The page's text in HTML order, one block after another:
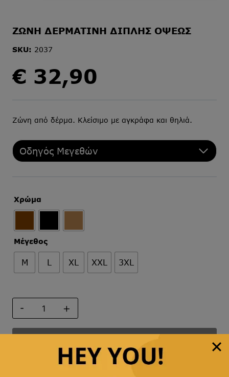
ΖΩΝΗ ΔΕΡΜΑΤΙΝΗ ΔΙΠΛΗΣ ΟΨΕΩΣ
SKU: 2037
€ 32,90
Ζώνη από δέρμα. Κλείσιμο με αγκράφα και θηλιά.
Οδηγός Μεγεθών
Χρώμα
Μέγεθος
M L XL XXL 3XL
ΔΕΡΜΑΤΙΝΗ
ΟΨΕΩΣ
ποσότητα